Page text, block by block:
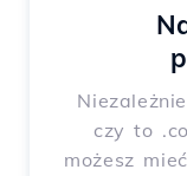
czy to
możesz